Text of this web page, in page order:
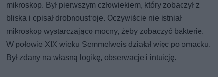
mikroskop. Był pierwszym człowiekiem, który zobaczył z
bliska i opisał drobnoustroje. Oczywiście nie istniał
mikroskop wystarczająco mocny, żeby zobaczyć bakterie.
W połowie XIX wieku Semmelweis działał więc po omacku.
Był zdany na własną logikę, obserwacje i intuicję.